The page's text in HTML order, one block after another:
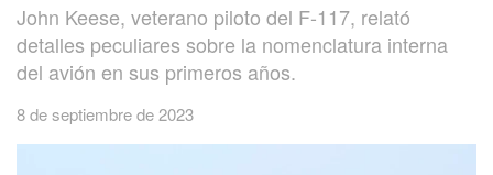
John Keese, veterano piloto del F-117, relató
detalles peculiares sobre la nomenclatura interna
del avión en sus primeros años.
8 de septiembre de 2023